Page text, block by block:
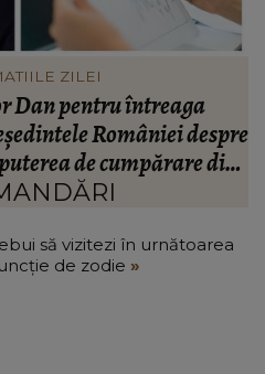
despre infidelitate? Ce
de muzică populară:
m-au înșelat.”
să vizitezi în urnătoarea
de zodie